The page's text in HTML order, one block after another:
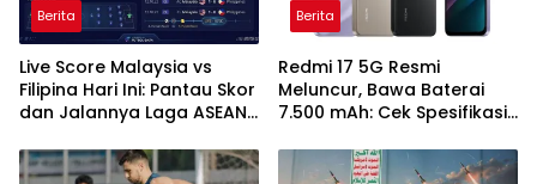
Berita
Live Score Malaysia vs
Filipina Hari Ini: Pantau Skor
dan Jalannya Laga ASEAN
Berita
Redmi 17 5G Resmi
Meluncur, Bawa Baterai
7.500 mAh: Cek Spesifikasi